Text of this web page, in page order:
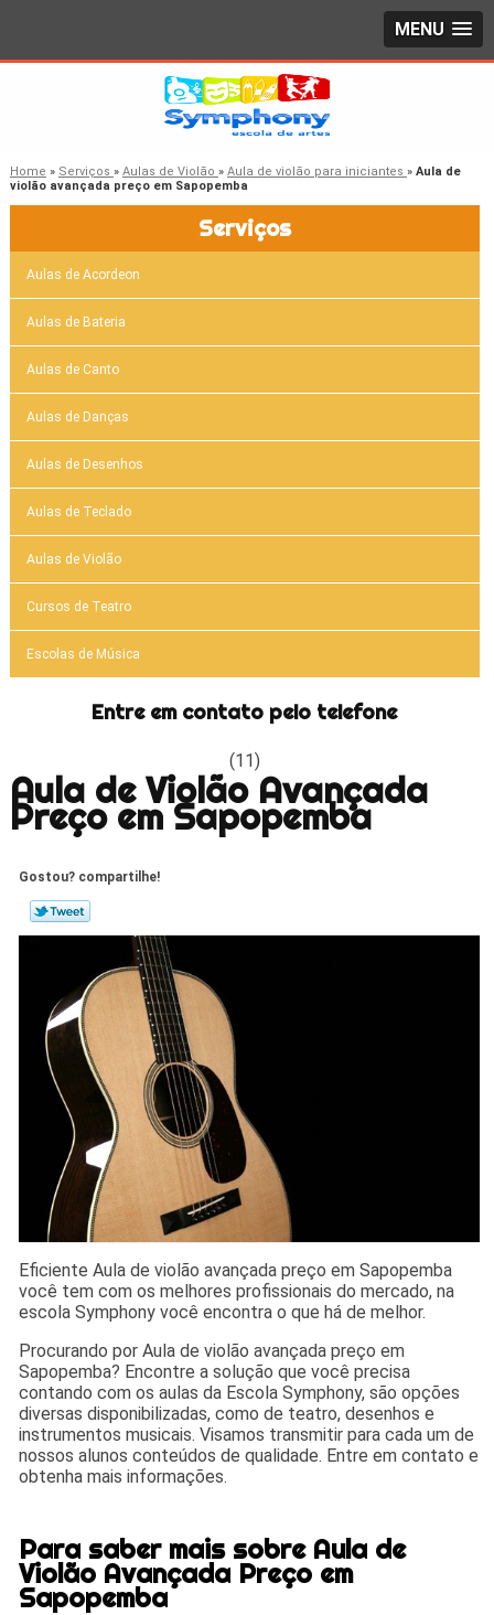
MENU
Home » Serviços » Aulas de Violão » Aula de violão para iniciantes » Aula de
violão avançada preço em Sapopemba
Serviços
Aulas de Acordeon
Aulas de Bateria
Aulas de Canto
Aulas de Danças
Aulas de Desenhos
Aulas de Teclado
Aulas de Violão
Cursos de Teatro
Escolas de Música
Entre em contato pelo telefone
(11)
Aula de Violão Avançada
Preço em Sapopemba
Gostou? compartilhe!
Eficiente Aula de violão avançada preço em Sapopemba
você tem com os melhores profissionais do mercado, na
escola Symphony você encontra o que há de melhor.
Procurando por Aula de violão avançada preço em
Sapopemba? Encontre a solução que você precisa
contando com os aulas da Escola Symphony, são opções
diversas disponibilizadas, como de teatro, desenhos e
instrumentos musicais. Visamos transmitir para cada um de
nossos alunos conteúdos de qualidade. Entre em contato e
obtenha mais informações.
Para saber mais sobre Aula de
Violão Avançada Preço em
Sapopemba